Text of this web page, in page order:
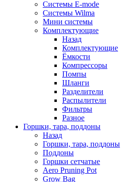
Системы E-mode
Системы Wilma
Мини системы
Комплектующие
Назад
Комплектующие
Ёмкости
Компрессоры
Помпы
Шланги
Разделители
Распылители
Фильтры
Разное
Горшки, тара, поддоны
Назад
Горшки, тара, поддоны
Поддоны
Горшки сетчатые
Aero Pruning Pot
Grow Bag